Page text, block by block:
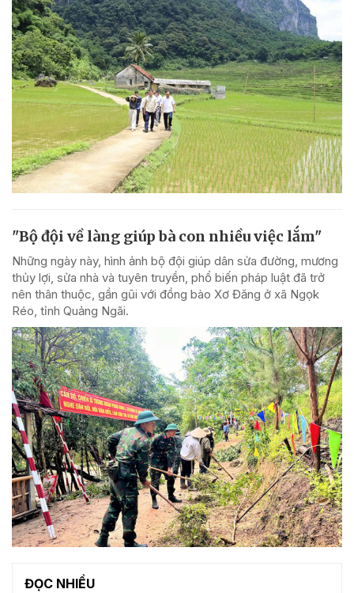
"Bộ đội về làng giúp bà con nhiều việc lắm"
Những ngày này, hình ảnh bộ đội giúp dân sửa đường, mương
thủy lợi, sửa nhà và tuyên truyền, phổ biến pháp luật đã trở
nên thân thuộc, gần gũi với đồng bào Xơ Đăng ở xã Ngọk
Réo, tỉnh Quảng Ngãi.
ĐỌC NHIỀU